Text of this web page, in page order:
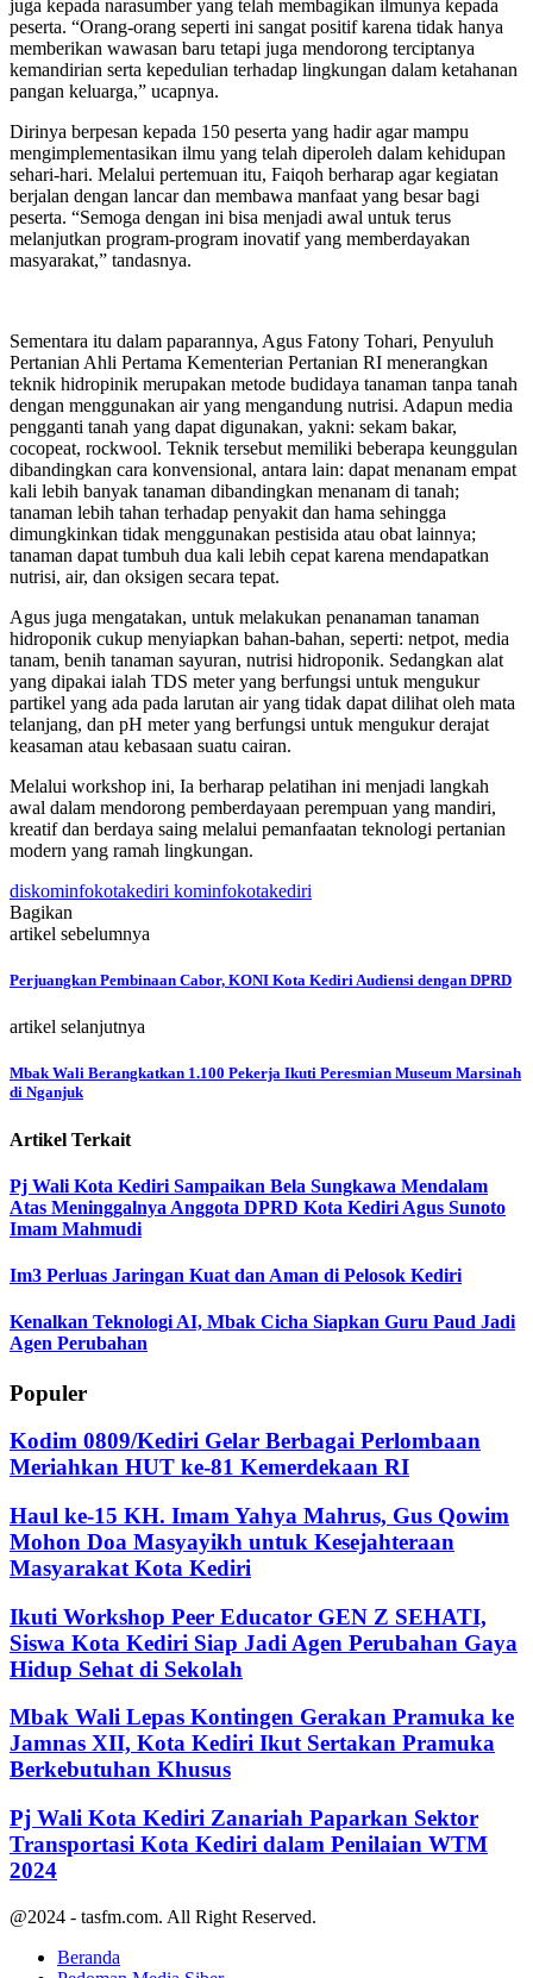
juga kepada narasumber yang telah membagikan ilmunya kepada
peserta. “Orang-orang seperti ini sangat positif karena tidak hanya
memberikan wawasan baru tetapi juga mendorong terciptanya
kemandirian serta kepedulian terhadap lingkungan dalam ketahanan
pangan keluarga,” ucapnya.
Dirinya berpesan kepada 150 peserta yang hadir agar mampu
mengimplementasikan ilmu yang telah diperoleh dalam kehidupan
sehari-hari. Melalui pertemuan itu, Faiqoh berharap agar kegiatan
berjalan dengan lancar dan membawa manfaat yang besar bagi
peserta. “Semoga dengan ini bisa menjadi awal untuk terus
melanjutkan program-program inovatif yang memberdayakan
masyarakat,” tandasnya.
Sementara itu dalam paparannya, Agus Fatony Tohari, Penyuluh
Pertanian Ahli Pertama Kementerian Pertanian RI menerangkan
teknik hidropinik merupakan metode budidaya tanaman tanpa tanah
dengan menggunakan air yang mengandung nutrisi. Adapun media
pengganti tanah yang dapat digunakan, yakni: sekam bakar,
cocopeat, rockwool. Teknik tersebut memiliki beberapa keunggulan
dibandingkan cara konvensional, antara lain: dapat menanam empat
kali lebih banyak tanaman dibandingkan menanam di tanah;
tanaman lebih tahan terhadap penyakit dan hama sehingga
dimungkinkan tidak menggunakan pestisida atau obat lainnya;
tanaman dapat tumbuh dua kali lebih cepat karena mendapatkan
nutrisi, air, dan oksigen secara tepat.
Agus juga mengatakan, untuk melakukan penanaman tanaman
hidroponik cukup menyiapkan bahan-bahan, seperti: netpot, media
tanam, benih tanaman sayuran, nutrisi hidroponik. Sedangkan alat
yang dipakai ialah TDS meter yang berfungsi untuk mengukur
partikel yang ada pada larutan air yang tidak dapat dilihat oleh mata
telanjang, dan pH meter yang berfungsi untuk mengukur derajat
keasaman atau kebasaan suatu cairan.
Melalui workshop ini, Ia berharap pelatihan ini menjadi langkah
awal dalam mendorong pemberdayaan perempuan yang mandiri,
kreatif dan berdaya saing melalui pemanfaatan teknologi pertanian
modern yang ramah lingkungan.
diskominfokotakediri kominfokotakediri
Bagikan
artikel sebelumnya
Perjuangkan Pembinaan Cabor, KONI Kota Kediri Audiensi dengan DPRD
artikel selanjutnya
Mbak Wali Berangkatkan 1.100 Pekerja Ikuti Peresmian Museum Marsinah
di Nganjuk
Artikel Terkait
Pj Wali Kota Kediri Sampaikan Bela Sungkawa Mendalam
Atas Meninggalnya Anggota DPRD Kota Kediri Agus Sunoto
Imam Mahmudi
Im3 Perluas Jaringan Kuat dan Aman di Pelosok Kediri
Kenalkan Teknologi AI, Mbak Cicha Siapkan Guru Paud Jadi
Agen Perubahan
Populer
Kodim 0809/Kediri Gelar Berbagai Perlombaan
Meriahkan HUT ke-81 Kemerdekaan RI
Haul ke-15 KH. Imam Yahya Mahrus, Gus Qowim
Mohon Doa Masyayikh untuk Kesejahteraan
Masyarakat Kota Kediri
Ikuti Workshop Peer Educator GEN Z SEHATI,
Siswa Kota Kediri Siap Jadi Agen Perubahan Gaya
Hidup Sehat di Sekolah
Mbak Wali Lepas Kontingen Gerakan Pramuka ke
Jamnas XII, Kota Kediri Ikut Sertakan Pramuka
Berkebutuhan Khusus
Pj Wali Kota Kediri Zanariah Paparkan Sektor
Transportasi Kota Kediri dalam Penilaian WTM
2024
@2024 - tasfm.com. All Right Reserved.
Beranda